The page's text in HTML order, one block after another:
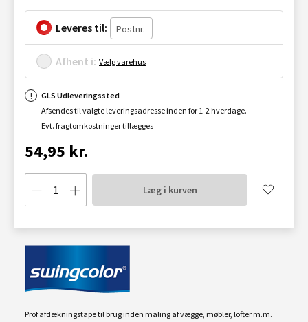
Leveres til:
Afhent i: Vælg varehus
GLS Udleveringssted
Afsendes til valgte leveringsadresse inden for 1-2 hverdage.
Evt. fragtomkostninger tillægges
54,95 kr.
Læg i kurven
Prof afdækningstape til brug inden maling af vægge, møbler, lofter m.m.